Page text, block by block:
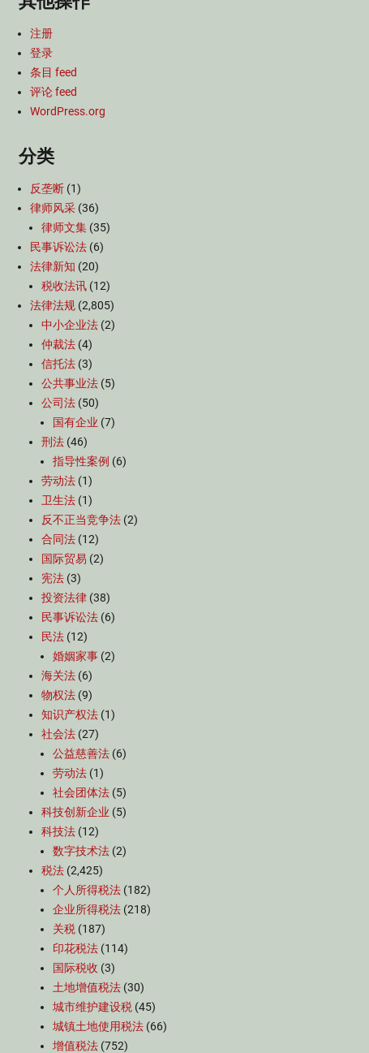
注册
登录
条目 feed
评论 feed
WordPress.org
分类
反垄断 (1)
律师风采 (36)
律师文集 (35)
民事诉讼法 (6)
法律新知 (20)
税收法讯 (12)
法律法规 (2,805)
中小企业法 (2)
仲裁法 (4)
信托法 (3)
公共事业法 (5)
公司法 (50)
国有企业 (7)
刑法 (46)
指导性案例 (6)
劳动法 (1)
卫生法 (1)
反不正当竞争法 (2)
合同法 (12)
国际贸易 (2)
宪法 (3)
投资法律 (38)
民事诉讼法 (6)
民法 (12)
婚姻家事 (2)
海关法 (6)
物权法 (9)
知识产权法 (1)
社会法 (27)
公益慈善法 (6)
劳动法 (1)
社会团体法 (5)
科技创新企业 (5)
科技法 (12)
数字技术法 (2)
税法 (2,425)
个人所得税法 (182)
企业所得税法 (218)
关税 (187)
印花税法 (114)
国际税收 (3)
土地增值税法 (30)
城市维护建设税 (45)
城镇土地使用税法 (66)
增值税法 (752)